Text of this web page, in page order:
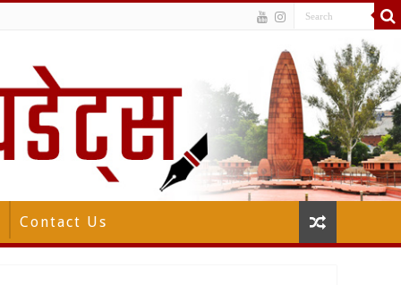
Contact Us